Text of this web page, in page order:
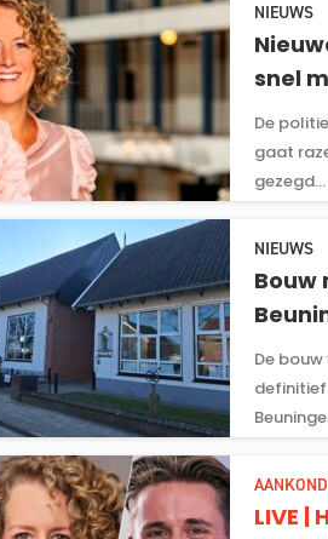
NIEUWS
snel
De
gaat
gezegd...
NIEUWS
Bouw
De
definitief
LIVE |